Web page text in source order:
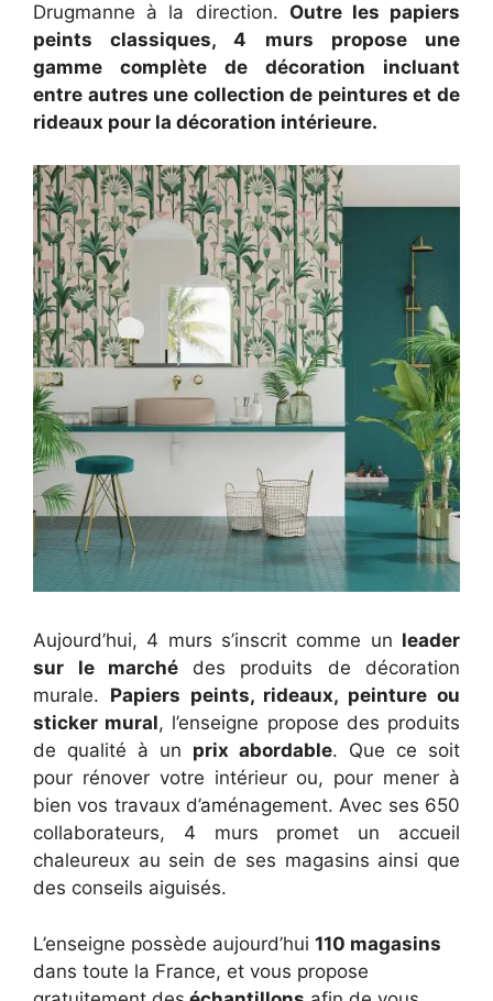
Drugmanne à la direction. Outre les papiers
peints classiques, 4 murs propose une
gamme complète de décoration incluant
entre autres une collection de peintures et de
rideaux pour la décoration intérieure.
Aujourd’hui, 4 murs s’inscrit comme un leader
sur le marché des produits de décoration
murale. Papiers peints, rideaux, peinture ou
sticker mural, l’enseigne propose des produits
de qualité à un prix abordable. Que ce soit
pour rénover votre intérieur ou, pour mener à
bien vos travaux d’aménagement. Avec ses 650
collaborateurs, 4 murs promet un accueil
chaleureux au sein de ses magasins ainsi que
des conseils aiguisés.
L’enseigne possède aujourd’hui 110 magasins
dans toute la France, et vous propose